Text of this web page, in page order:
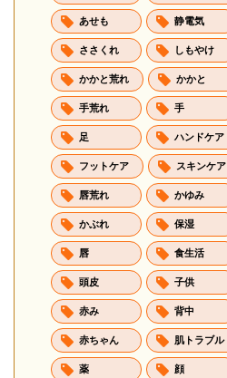
あせも 静電気
ささくれ しもやけ
かかと荒れ かかと
手荒れ 手
足 ハンドケア
フットケア スキンケア
唇荒れ かゆみ
かぶれ 保湿
唇 食生活
頭皮 子供
赤み 背中
赤ちゃん 肌トラブル
薬 顔